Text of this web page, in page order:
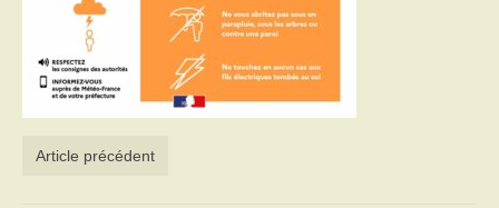
Actualités
Activités
Poésie
Contact
Article précédent